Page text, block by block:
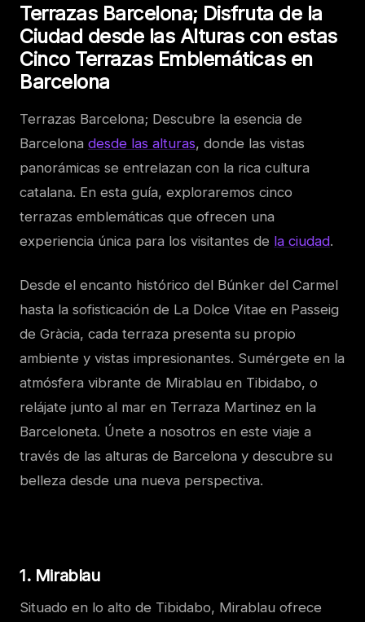
Terrazas Barcelona; Disfruta de la
Ciudad desde las Alturas con estas
Cinco Terrazas Emblemáticas en
Barcelona
Terrazas Barcelona; Descubre la esencia de
Barcelona desde las alturas, donde las vistas
panorámicas se entrelazan con la rica cultura
catalana. En esta guía, exploraremos cinco
terrazas emblemáticas que ofrecen una
experiencia única para los visitantes de la ciudad.
Desde el encanto histórico del Búnker del Carmel
hasta la sofisticación de La Dolce Vitae en Passeig
de Gràcia, cada terraza presenta su propio
ambiente y vistas impresionantes. Sumérgete en la
atmósfera vibrante de Mirablau en Tibidabo, o
relájate junto al mar en Terraza Martinez en la
Barceloneta. Únete a nosotros en este viaje a
través de las alturas de Barcelona y descubre su
belleza desde una nueva perspectiva.
1. Mirablau
Situado en lo alto de Tibidabo, Mirablau ofrece